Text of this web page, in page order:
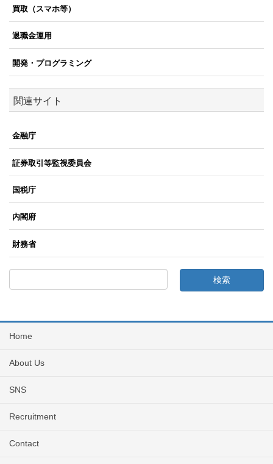
買取（スマホ等）
退職金運用
開発・プログラミング
関連サイト
金融庁
証券取引等監視委員会
国税庁
内閣府
財務省
Home
About Us
SNS
Recruitment
Contact